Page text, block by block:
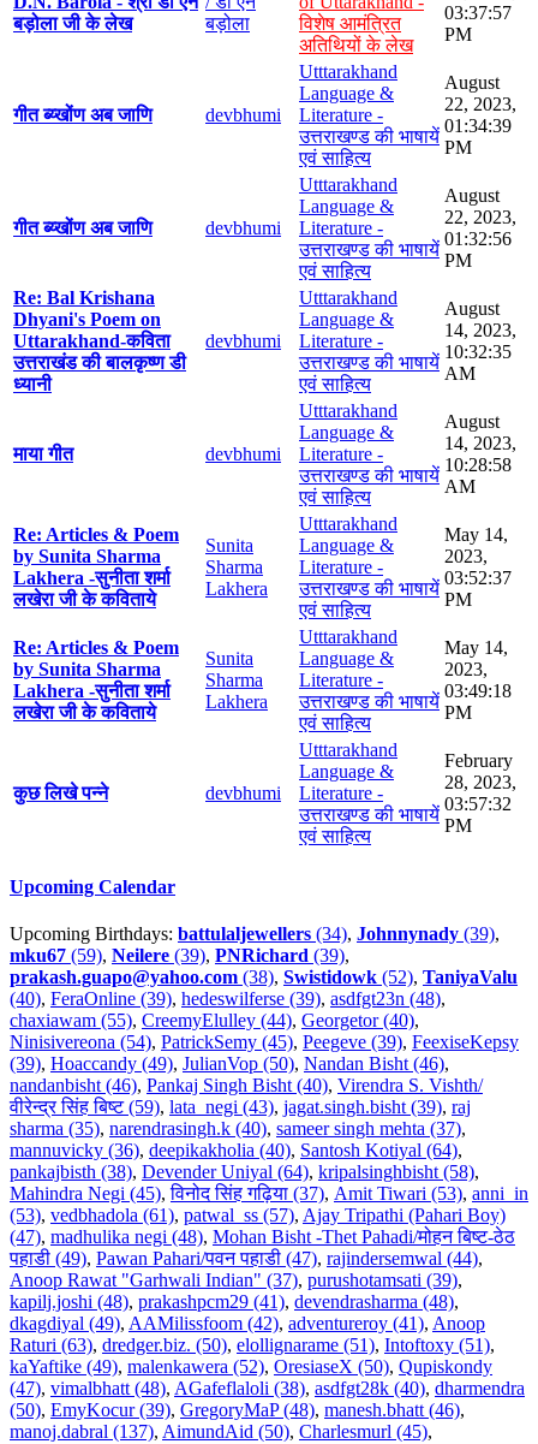
बड़ोला जी के लेख
बड़ोला
विशेष आमंत्रित
अतिथियों के लेख
03:37:57
PM
गीत ब्य्खोंण अब जाणि devbhumi
Utttarakhand
Language &
Literature -
उत्तराखण्ड की भाषायें
एवं साहित्य
August
22, 2023,
01:34:39
PM
गीत ब्य्खोंण अब जाणि devbhumi
Utttarakhand
Language &
Literature -
उत्तराखण्ड की भाषायें
एवं साहित्य
August
22, 2023,
01:32:56
PM
Re: Bal Krishana
Dhyani's Poem on
Uttarakhand-कविता
उत्तराखंड की बालकृष्ण डी
ध्यानी
devbhumi
Utttarakhand
Language &
Literature -
उत्तराखण्ड की भाषायें
एवं साहित्य
August
14, 2023,
10:32:35
AM
माया गीत devbhumi
Utttarakhand
Language &
Literature -
उत्तराखण्ड की भाषायें
एवं साहित्य
August
14, 2023,
10:28:58
AM
Re: Articles & Poem
by Sunita Sharma
Lakhera -सुनीता शर्मा
लखेरा जी के कविताये
Sunita
Sharma
Lakhera
Utttarakhand
Language &
Literature -
उत्तराखण्ड की भाषायें
एवं साहित्य
May 14,
2023,
03:52:37
PM
Re: Articles & Poem
by Sunita Sharma
Lakhera -सुनीता शर्मा
लखेरा जी के कविताये
Sunita
Sharma
Lakhera
Utttarakhand
Language &
Literature -
उत्तराखण्ड की भाषायें
एवं साहित्य
May 14,
2023,
03:49:18
PM
कुछ लिखे पन्ने devbhumi
Utttarakhand
Language &
Literature -
उत्तराखण्ड की भाषायें
एवं साहित्य
February
28, 2023,
03:57:32
PM
Upcoming Calendar
Upcoming Birthdays: battulaljewellers (34), Johnnynady (39),
mku67 (59), Neilere (39), PNRichard (39),
prakash.guapo@yahoo.com (38), Swistidowk (52), TaniyaValu
(40), FeraOnline (39), hedeswilferse (39), asdfgt23n (48),
chaxiawam (55), CreemyElulley (44), Georgetor (40),
Ninisivereona (54), PatrickSemy (45), Peegeve (39), FeexiseKepsy
(39), Hoaccandy (49), JulianVop (50), Nandan Bisht (46),
nandanbisht (46), Pankaj Singh Bisht (40), Virendra S. Vishth/
वीरेन्द्र सिंह बिष्ट (59), lata_negi (43), jagat.singh.bisht (39), raj
sharma (35), narendrasingh.k (40), sameer singh mehta (37),
mannuvicky (36), deepikakholia (40), Santosh Kotiyal (64),
pankajbisth (38), Devender Uniyal (64), kripalsinghbisht (58),
Mahindra Negi (45),विनोद सिंह गढ़िया (37), Amit Tiwari (53), anni_in
(53), vedbhadola (61), patwal_ss (57), Ajay Tripathi (Pahari Boy)
(47), madhulika negi (48), Mohan Bisht -Thet Pahadi/मोहन बिष्ट-ठेठ
पहाडी (49), Pawan Pahari/पवन पहाडी (47), rajindersemwal (44),
Anoop Rawat "Garhwali Indian" (37), purushotamsati (39),
kapilj.joshi (48), prakashpcm29 (41), devendrasharma (48),
dkagdiyal (49), AAMilissfoom (42), adventureroy (41), Anoop
Raturi (63), dredger.biz. (50), elollignarame (51), Intoftoxy (51),
kaYaftike (49), malenkawera (52), OresiaseX (50), Qupiskondy
(47), vimalbhatt (48), AGafeflaloli (38), asdfgt28k (40), dharmendra
(50), EmyKocur (39), GregoryMaP (48), manesh.bhatt (46),
manoj.dabral (137), AimundAid (50), Charlesmurl (45),